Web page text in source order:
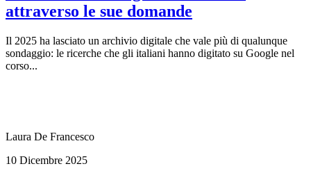
attraverso le sue domande
Il 2025 ha lasciato un archivio digitale che vale più di qualunque
sondaggio: le ricerche che gli italiani hanno digitato su Google nel
corso...
Laura De Francesco
10 Dicembre 2025